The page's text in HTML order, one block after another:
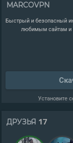
MARCOVPN
Быстрый и безопасный
любимым сайтам и
Установите
ДРУЗЬЯ 17